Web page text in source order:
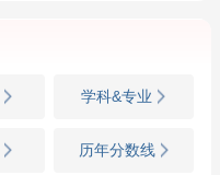
学科&专业
历年分数线